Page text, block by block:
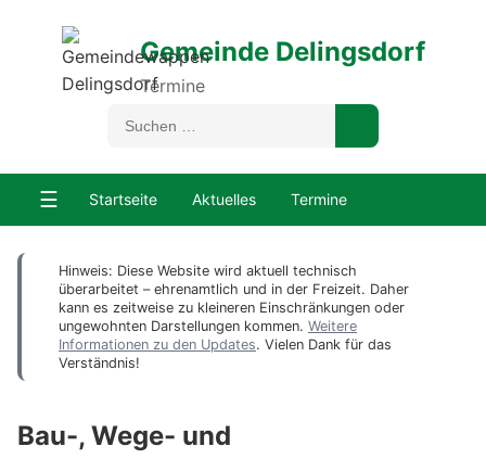
Gemeinde Delingsdorf
Termine
☰ Startseite Aktuelles Termine
Hinweis: Diese Website wird aktuell technisch
überarbeitet – ehrenamtlich und in der Freizeit. Daher
kann es zeitweise zu kleineren Einschränkungen oder
ungewohnten Darstellungen kommen. Weitere
Informationen zu den Updates. Vielen Dank für das
Verständnis!
Bau-, Wege- und